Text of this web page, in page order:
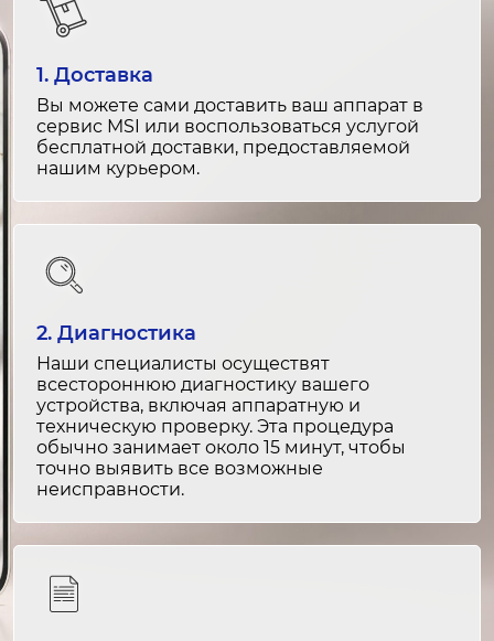
от 1 500 ₽
Замена ремня привода барабана
1-2 часа
от 1 500 ₽
Ремонт ремня привода барабана
Замена замка дверцы
1-2 часа
Ремонт замка дверцы
1-2 часа
от 1 000 ₽
Замена дверцы
от 1 500 ₽
1. Доставка
Вы можете сами доставить ваш аппарат в
сервис MSI или воспользоваться услугой
бесплатной доставки, предоставляемой
нашим курьером.
2. Диагностика
Наши специалисты осуществят
всестороннюю диагностику вашего
устройства, включая аппаратную и
техническую проверку. Эта процедура
обычно занимает около 15 минут, чтобы
точно выявить все возможные
неисправности.